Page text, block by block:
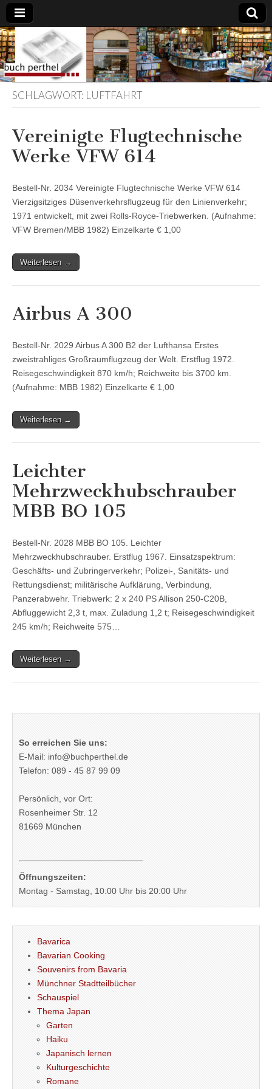
Buchhandlung
am Gasteig
SCHLAGWORT: LUFTFAHRT
Vereinigte Flugtechnische
Werke VFW 614
Bestell-Nr. 2034 Vereinigte Flugtechnische Werke VFW 614
Vierzigsitziges Düsenverkehrsflugzeug für den Linienverkehr;
1971 entwickelt, mit zwei Rolls-Royce-Triebwerken. (Aufnahme:
VFW Bremen/MBB 1982) Einzelkarte € 1,00
Weiterlesen →
Airbus A 300
Bestell-Nr. 2029 Airbus A 300 B2 der Lufthansa Erstes
zweistrahliges Großraumflugzeug der Welt. Erstflug 1972.
Reisegeschwindigkeit 870 km/h; Reichweite bis 3700 km.
(Aufnahme: MBB 1982) Einzelkarte € 1,00
Weiterlesen →
Leichter
Mehrzweckhubschrauber
MBB BO 105
Bestell-Nr. 2028 MBB BO 105. Leichter
Mehrzweckhubschrauber. Erstflug 1967. Einsatzspektrum:
Geschäfts- und Zubringerverkehr; Polizei-, Sanitäts- und
Rettungsdienst; militärische Aufklärung, Verbindung,
Panzerabwehr. Triebwerk: 2 x 240 PS Allison 250-C20B,
Abfluggewicht 2,3 t, max. Zuladung 1,2 t; Reisegeschwindigkeit
245 km/h; Reichweite 575…
Weiterlesen →
So erreichen Sie uns:
E-Mail: info@buchperthel.de
Telefon: 089 - 45 87 99 09
Persönlich, vor Ort:
Rosenheimer Str. 12
81669 München
Öffnungszeiten:
Montag - Samstag, 10:00 Uhr bis 20:00 Uhr
Bavarica
Bavarian Cooking
Souvenirs from Bavaria
Münchner Stadtteilbücher
Schauspiel
Thema Japan
Garten
Haiku
Japanisch lernen
Kulturgeschichte
Romane